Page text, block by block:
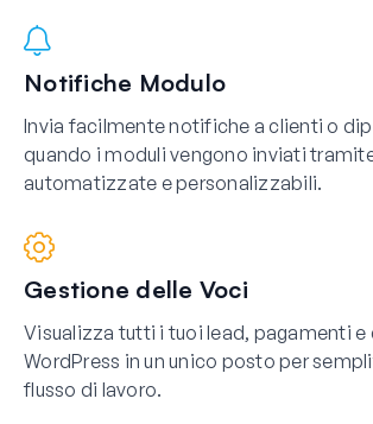
Notifiche Modulo
Invia facilmente notifiche a clienti o
quando i moduli vengono inviati
automatizzate e personalizzabili.
Gestione delle Voci
Visualizza tutti i tuoi lead, pagamenti e
WordPress in un unico posto per
flusso di lavoro.